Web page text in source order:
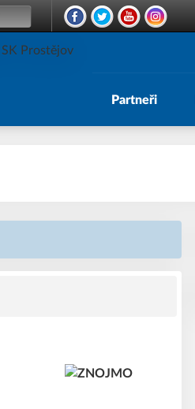
Partneři